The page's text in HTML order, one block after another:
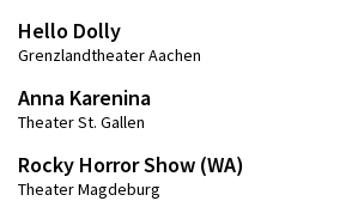
Hello Dolly
Grenzlandtheater Aachen
Anna Karenina
Theater St. Gallen
Rocky Horror Show (WA)
Theater Magdeburg